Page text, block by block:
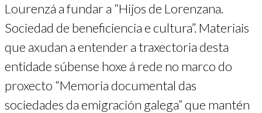
Lourenzá a fundar a “Hijos de Lorenzana.
Sociedad de beneficiencia e cultura”. Materiais
que axudan a entender a traxectoria desta
entidade súbense hoxe á rede no marco do
proxecto “Memoria documental das
sociedades da emigración galega” que mantén